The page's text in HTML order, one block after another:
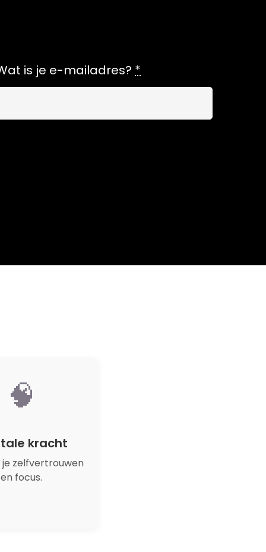
is je e-mailadres? *
🧠
kracht
zelfvertrouwen
en focus.